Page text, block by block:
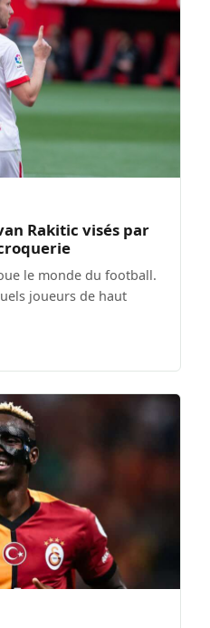
Rakitic visés par
le monde du football.
joueurs de haut